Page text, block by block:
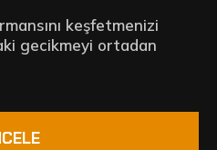
keşfetmenizi
gecikmeyi ortadan